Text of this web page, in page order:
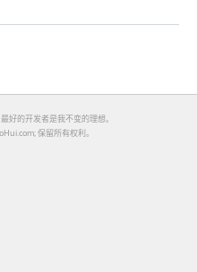
好的开发者是我不变的理想。
保留所有权利。